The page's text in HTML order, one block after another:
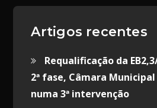
Artigos recentes
Requalificação da
2ª fase, Câmara
numa 3ª intervenção